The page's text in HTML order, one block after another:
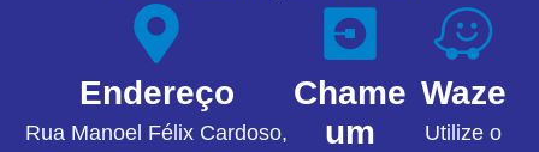
Chame
um
Endereço
Rua Manoel Félix Cardoso,
Waze
Utilize o